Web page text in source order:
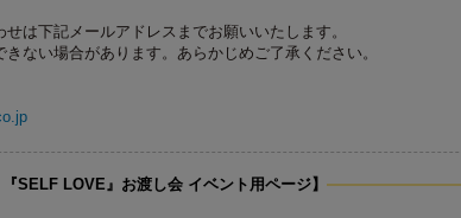
は下記メールアドレスまでお願いいたします。
ない場合があります。あらかじめご了承ください。
SELF LOVE』お渡し会 イベント用ページ】